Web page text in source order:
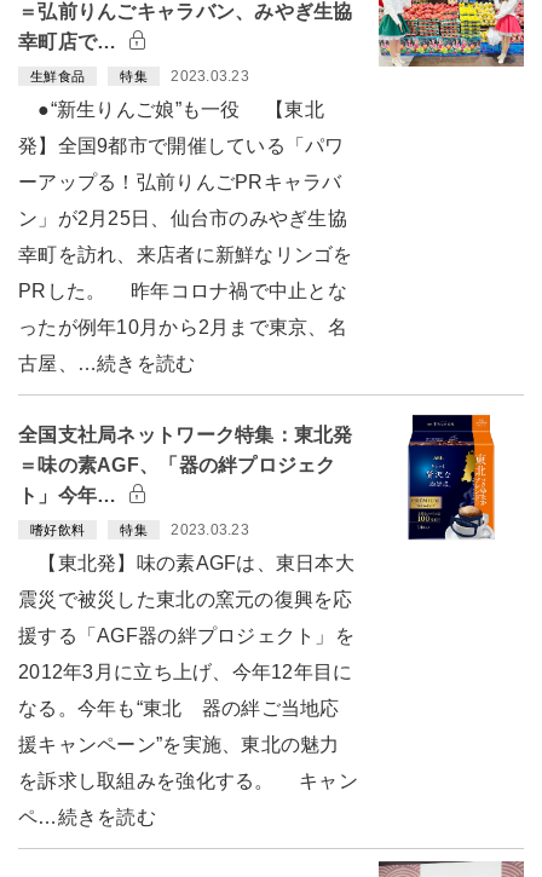
＝弘前りんごキャラバン、みやぎ生協
幸町店で…
生鮮食品 特集 2023.03.23
●“新生りんご娘”も一役 【東北
発】全国9都市で開催している「パワ
ーアップる！弘前りんごPRキャラバ
ン」が2月25日、仙台市のみやぎ生協
幸町を訪れ、来店者に新鮮なリンゴを
PRした。 昨年コロナ禍で中止とな
ったが例年10月から2月まで東京、名
古屋、…続きを読む
全国支社局ネットワーク特集：東北発
＝味の素AGF、「器の絆プロジェク
ト」今年…
嗜好飲料 特集 2023.03.23
【東北発】味の素AGFは、東日本大
震災で被災した東北の窯元の復興を応
援する「AGF器の絆プロジェクト」を
2012年3月に立ち上げ、今年12年目に
なる。今年も“東北 器の絆ご当地応
援キャンペーン”を実施、東北の魅力
を訴求し取組みを強化する。 キャン
ペ…続きを読む